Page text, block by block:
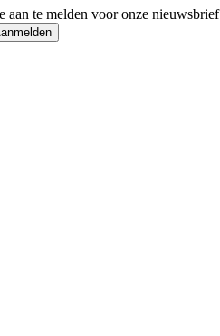
aan te melden voor onze nieuwsbrief